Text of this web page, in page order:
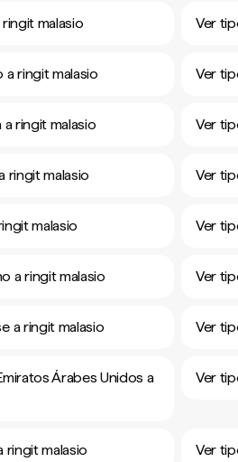
malasio Ver
ringit malasio Ver
ringit malasio Ver
ringit malasio Ver
malasio Ver
a ringit malasio Ver
a ringit malasio Ver
Árabes Unidos a
Ver
ringit malasio Ver